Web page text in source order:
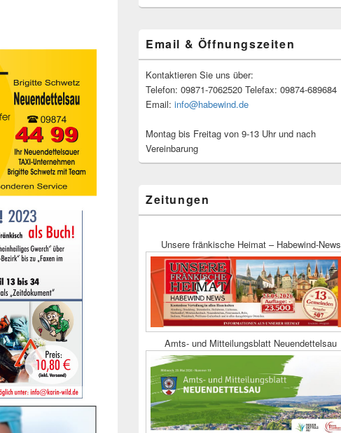
Email & Öffnungszeiten
Kontaktieren Sie uns über:
Telefon: 09871-7062520 Telefax: 09874-689684
Email: info@habewind.de
Montag bis Freitag von 9-13 Uhr und nach
Vereinbarung
Zeitungen
Unsere fränkische Heimat – Habewind-News
Amts- und Mitteilungsblatt Neuendettelsau